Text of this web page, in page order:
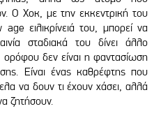
Ο Χοκ, με την εκκεντρική του
ειλικρίνειά του, μπορεί να
σταδιακά του δίνει άλλο
δεν είναι η φαντασίωση
Είναι ένας καθρέφτης που
να δουν τι έχουν χάσει, αλλά
ζητήσουν.